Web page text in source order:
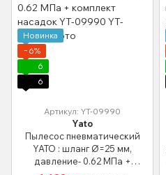
Новинка
−6%
6
6
Артикул: YT-09990
Yato
Пылесос пневматический
YATO : шланг Ø=25 мм,
давление- 0.62 МПа +